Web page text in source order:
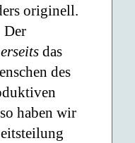
originell.
Der
das
des
haben wir